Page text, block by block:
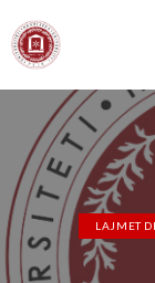
LAJMET